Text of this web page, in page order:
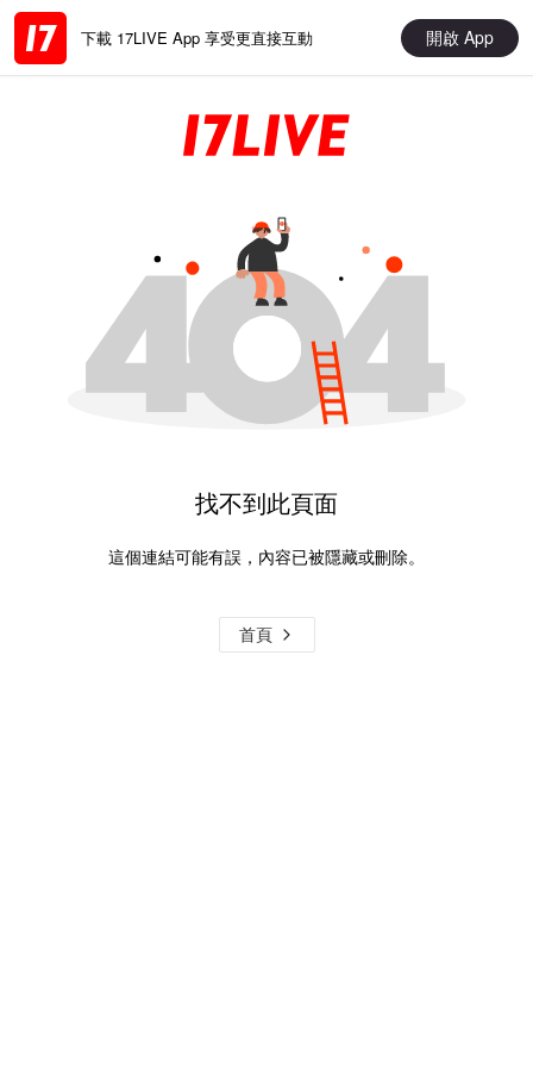
下載 17LIVE App 享受更直接互動 開啟 App
找不到此頁面
這個連結可能有誤，內容已被隱藏或刪除。
首頁